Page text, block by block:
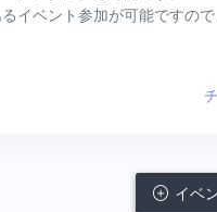
イベント参加が可能ですの
イベ